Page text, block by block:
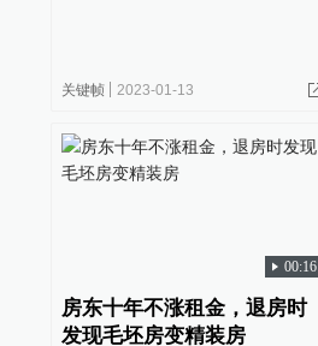
关键帧 2023-01-13
00:16
房东十年不涨租金，退房时
发现毛坯房变精装房